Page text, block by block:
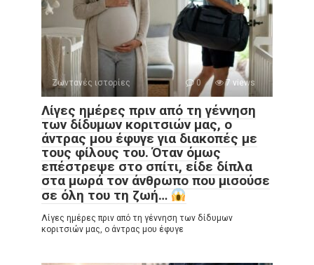
Ζωντανές ιστορίες 0 7 views
Λίγες ημέρες πριν από τη γέννηση
των δίδυμων κοριτσιών μας, ο
άντρας μου έφυγε για διακοπές με
τους φίλους του. Όταν όμως
επέστρεψε στο σπίτι, είδε δίπλα
στα μωρά τον άνθρωπο που μισούσε
σε όλη του τη ζωή…
Λίγες ημέρες πριν από τη γέννηση των δίδυμων
κοριτσιών μας, ο άντρας μου έφυγε